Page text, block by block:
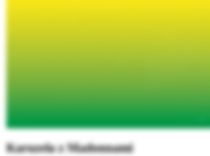
Karuzela z Madonnami